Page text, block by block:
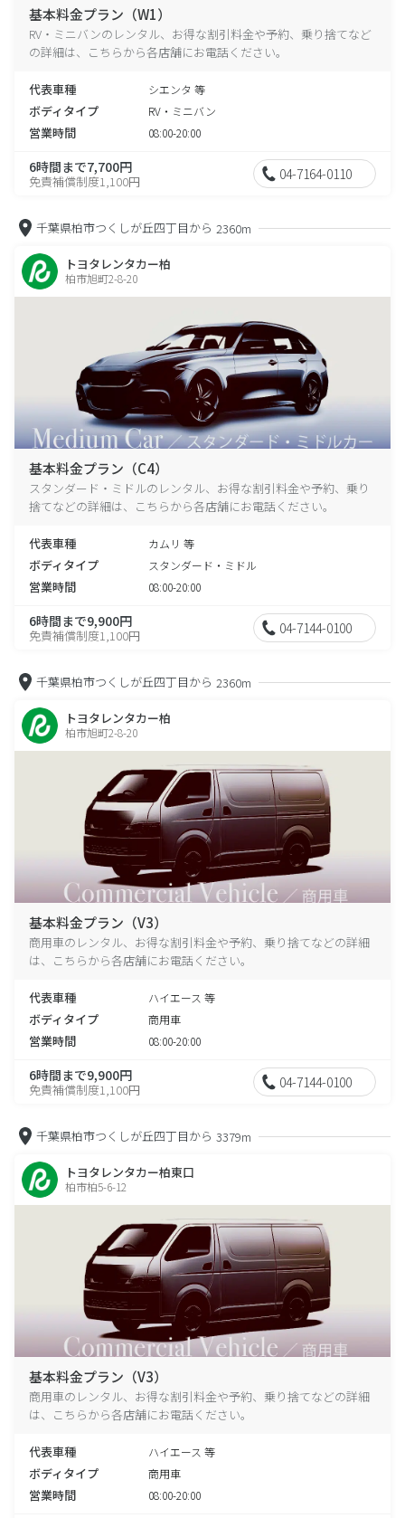
基本料金プラン（W1）
RV・ミニバンのレンタル、お得な割引料金や予約、乗り捨てなど
の詳細は、こちらから各店舗にお電話ください。
代表車種 シエンタ 等
ボディタイプ RV・ミニバン
営業時間 08:00-20:00
6時間まで7,700円
免責補償制度1,100円 04-7164-0110
千葉県柏市つくしが丘四丁目から 2360m
トヨタレンタカー柏
柏市旭町2-8-20
基本料金プラン（C4）
スタンダード・ミドルのレンタル、お得な割引料金や予約、乗り
捨てなどの詳細は、こちらから各店舗にお電話ください。
代表車種 カムリ 等
ボディタイプ スタンダード・ミドル
営業時間 08:00-20:00
6時間まで9,900円
免責補償制度1,100円 04-7144-0100
千葉県柏市つくしが丘四丁目から 2360m
トヨタレンタカー柏
柏市旭町2-8-20
基本料金プラン（V3）
商用車のレンタル、お得な割引料金や予約、乗り捨てなどの詳細
は、こちらから各店舗にお電話ください。
代表車種 ハイエース 等
ボディタイプ 商用車
営業時間 08:00-20:00
6時間まで9,900円
免責補償制度1,100円 04-7144-0100
千葉県柏市つくしが丘四丁目から 3379m
トヨタレンタカー柏東口
柏市柏5-6-12
基本料金プラン（V3）
商用車のレンタル、お得な割引料金や予約、乗り捨てなどの詳細
は、こちらから各店舗にお電話ください。
代表車種 ハイエース 等
ボディタイプ 商用車
営業時間 08:00-20:00